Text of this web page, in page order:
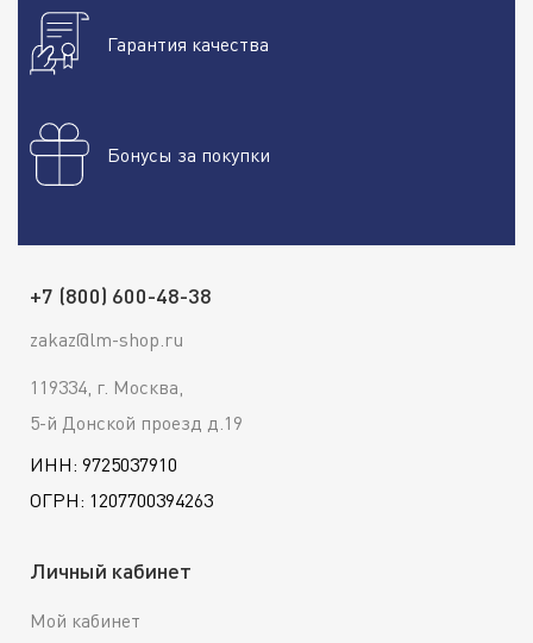
Гарантия качества
Бонусы за покупки
+7 (800) 600-48-38
zakaz@lm-shop.ru
119334, г. Москва,
5-й Донской проезд д.19
ИНН: 9725037910
ОГРН: 1207700394263
Личный кабинет
Мой кабинет